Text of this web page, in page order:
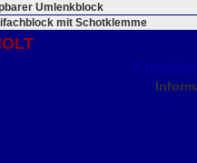
Umlenkblock
mit Schotklemme